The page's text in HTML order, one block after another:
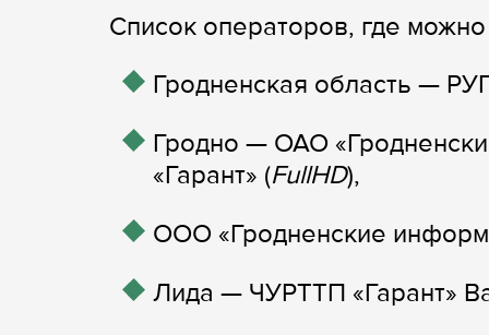
Список операторов, где
Гродненская область —
Гродно — ОАО
«Гарант» (FullHD),
ООО «Гродненские
Лида — ЧУРТТП «Гарант»